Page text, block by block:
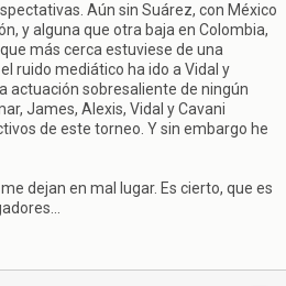
Aún sin Suárez, con México
y alguna que otra baja en Colombia,
más cerca estuviese de una
ruido mediático ha ido a Vidal y
actuación sobresaliente de ningún
James, Alexis, Vidal y Cavani
de este torneo. Y sin embargo he
dejan en mal lugar. Es cierto, que es